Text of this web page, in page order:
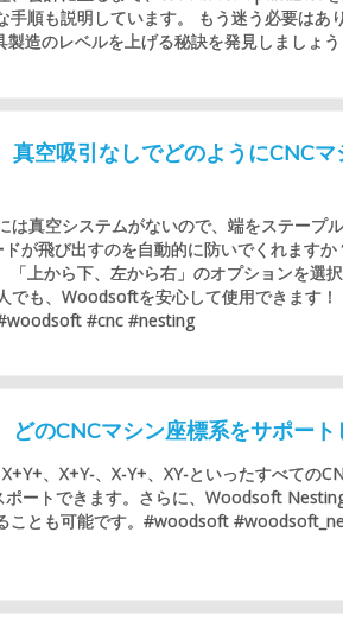
手順も説明しています。 もう迷う必要はあ
造のレベルを上げる秘訣を発見しましょう
空吸引なしでどのようにCNCマ
は真空システムがないので、端をステープ
が飛び出すのを自動的に防いでくれます
「上から下、左から右」のオプションを選
でも、Woodsoftを安心して使用できます
#cnc #nesting
のCNCマシン座標系をサポート
、X+Y-、X-Y+、XY-といったすべての
ポートできます。さらに、Woodsoft
ことも可能です。#woodsoft